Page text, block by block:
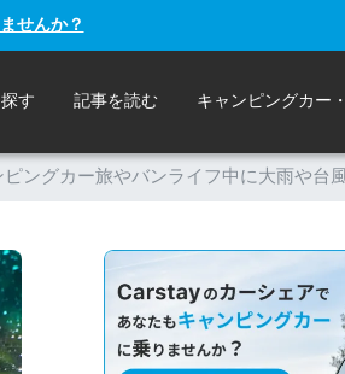
せんか？
す 記事を読む キャンピングカー
ピングカー旅やバンライフ中に大雨や台